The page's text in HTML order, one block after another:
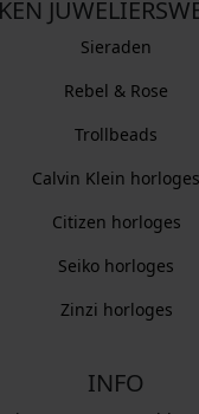
Sieraden
Rebel & Rose
Trollbeads
Calvin Klein horloges
Citizen horloges
Seiko horloges
Zinzi horloges
INFO